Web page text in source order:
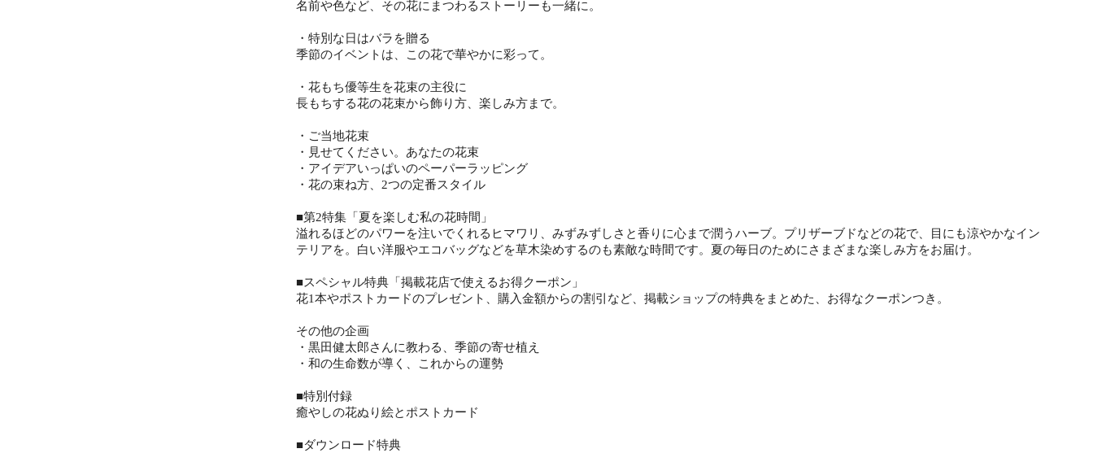
名前や色など、その花にまつわるストーリーも一緒に。
・特別な日はバラを贈る
季節のイベントは、この花で華やかに彩って。
・花もち優等生を花束の主役に
長もちする花の花束から飾り方、楽しみ方まで。
・ご当地花束
・見せてください。あなたの花束
・アイデアいっぱいのペーパーラッピング
・花の束ね方、2つの定番スタイル
■第2特集「夏を楽しむ私の花時間」
溢れるほどのパワーを注いでくれるヒマワリ、みずみずしさと香りに心まで潤うハーブ。プリザーブドなどの花で、目にも涼やかなイン
テリアを。白い洋服やエコバッグなどを草木染めするのも素敵な時間です。夏の毎日のためにさまざまな楽しみ方をお届け。
■スペシャル特典「掲載花店で使えるお得クーポン」
花1本やポストカードのプレゼント、購入金額からの割引など、掲載ショップの特典をまとめた、お得なクーポンつき。
その他の企画
・黒田健太郎さんに教わる、季節の寄せ植え
・和の生命数が導く、これからの運勢
■特別付録
癒やしの花ぬり絵とポストカード
■ダウンロード特典